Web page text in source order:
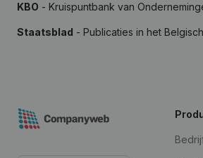
KBO - Kruispuntbank van
Staatsblad - Publicaties in het